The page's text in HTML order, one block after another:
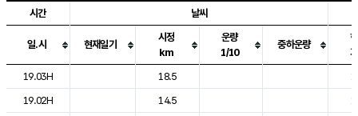
도시별 기상실황표로 지점, 날씨, 기온, 강수, 바람, 기압등을 안내한 표입
시간 날씨
일.시 현재일기
시정
km
운량
1/10
중하운량
19.03H
18.5
19.02H
14.5